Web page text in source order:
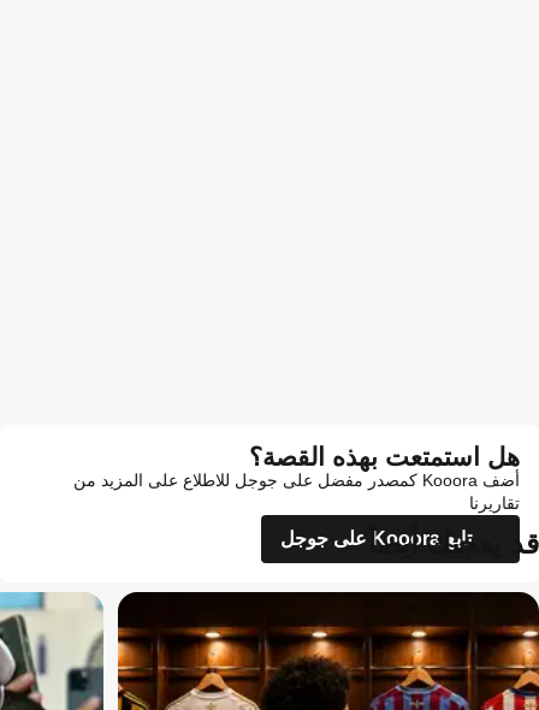
هل استمتعت بهذه القصة؟
أضف Kooora كمصدر مفضل على جوجل للاطلاع على المزيد من
تقاريرنا
تابع Kooora على جوجل
قد يعجبك أيضاً